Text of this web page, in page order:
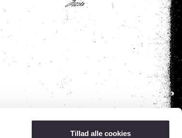
Tillad alle cookies